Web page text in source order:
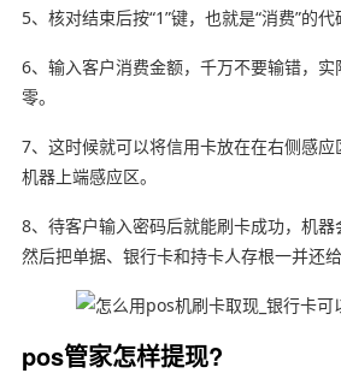
5、核对结束后按“1”键，也就是“消费”的代
6、输入客户消费金额，千万不要输错，
零。
7、这时候就可以将信用卡放在在右侧感
机器上端感应区。
8、待客户输入密码后就能刷卡成功，机器
然后把单据、银行卡和持卡人存根一并还给
pos管家怎样提现?